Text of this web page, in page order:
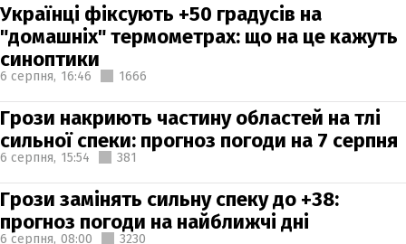
Українці фіксують +50 градусів на
"домашніх" термометрах: що на це кажуть
синоптики
6 серпня, 16:46 1666
Грози накриють частину областей на тлі
сильної спеки: прогноз погоди на 7 серпня
6 серпня, 15:54 381
Грози замінять сильну спеку до +38:
прогноз погоди на найближчі дні
6 серпня, 08:00 3230